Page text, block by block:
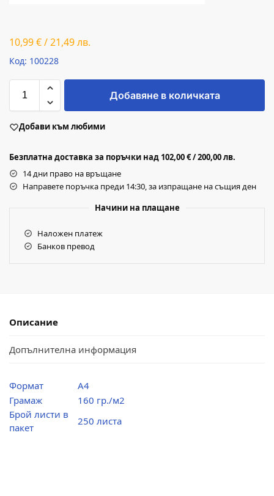
10,99€/21,49лв.
Код: 100228
Добавяне в количката
Добави към любими
Безплатна доставка за поръчки над 102,00 € / 200,00 лв.
14 дни право на връщане
Направете поръчка преди 14:30, за изпращане на същия ден
Начини на плащане
Наложен платеж
Банков превод
Описание
Допълнителна информация
Формат
А4
Грамаж
160 гр./м2
Брой листи в
пакет
250 листа